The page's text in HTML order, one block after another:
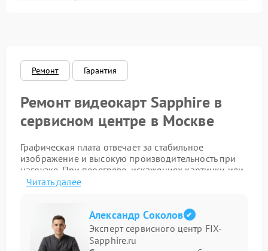
Общие поломки
Экран (дисплей)
Программные сбои
Механические повреждения
ПО/Микропрограмма
Ремонт Гарантия
Ремонт видеокарт Sapphire в
сервисном центре в Москве
Графическая плата отвечает за стабильное
изображение и высокую производительность при
нагрузке. При перегреве, искажениях картинки или
шуме системы охлаждения требуется точная
Преимущества обращения к
специалистам
Читать далее
Александр Соколов
Эксперт сервисного центр FIX-
Sapphire.ru